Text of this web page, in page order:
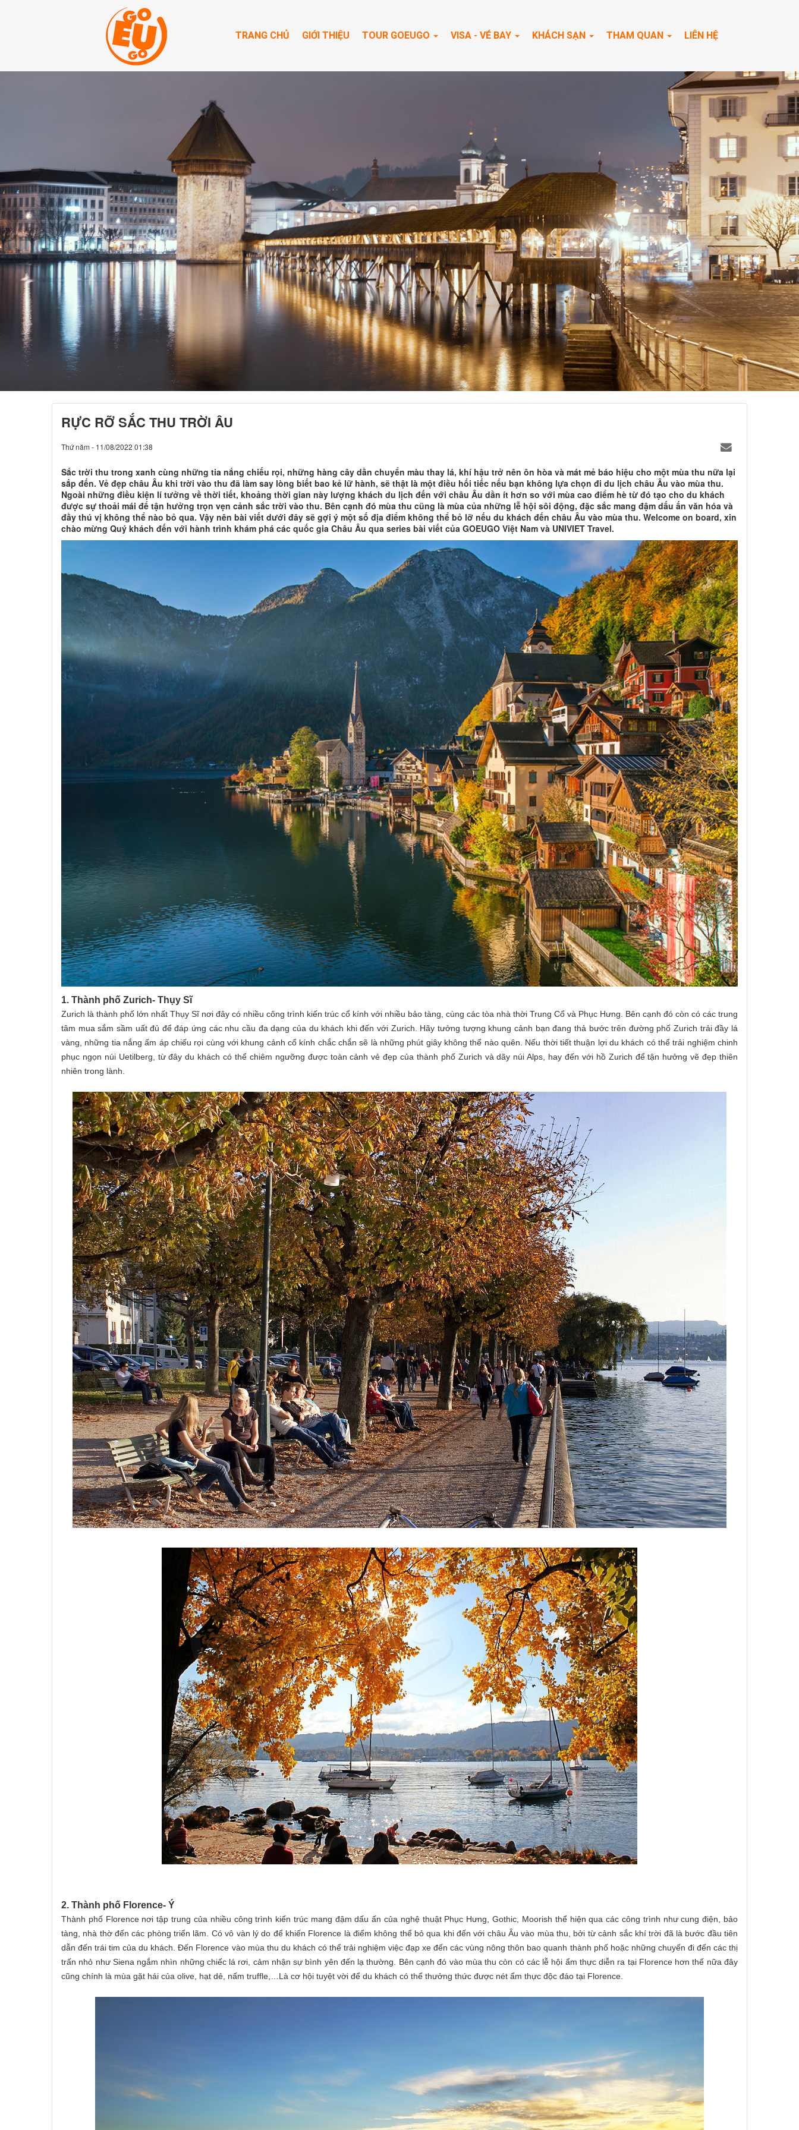
TRANG CHỦ GIỚI THIỆU TOUR GOEUGO VISA - VÉ BAY KHÁCH SẠN THAM QUAN LIÊN HỆ
RỰC RỠ SẮC THU TRỜI ÂU
Thứ năm - 11/08/2022 01:38
Sắc trời thu trong xanh cùng những tia nắng chiếu rọi, những hàng cây dần chuyển màu thay lá, khí hậu trở nên ôn hòa và mát mẻ báo hiệu cho một mùa thu nữa lại
sắp đến. Vẻ đẹp châu Âu khi trời vào thu đã làm say lòng biết bao kẻ lữ hành, sẽ thật là một điều hối tiếc nếu bạn không lựa chọn đi du lịch châu Âu vào mùa thu.
Ngoài những điều kiện lí tưởng về thời tiết, khoảng thời gian này lượng khách du lịch đến với châu Âu dần ít hơn so với mùa cao điểm hè từ đó tạo cho du khách
được sự thoải mái để tận hưởng trọn vẹn cảnh sắc trời vào thu. Bên cạnh đó mùa thu cũng là mùa của những lễ hội sôi động, đặc sắc mang đậm dấu ấn văn hóa và
đầy thú vị không thể nào bỏ qua. Vậy nên bài viết dưới đây sẽ gợi ý một số địa điểm không thể bỏ lỡ nếu du khách đến châu Âu vào mùa thu. Welcome on board, xin
chào mừng Quý khách đến với hành trình khám phá các quốc gia Châu Âu qua series bài viết của GOEUGO Việt Nam và UNIVIET Travel.
1. Thành phố Zurich- Thụy Sĩ
Zurich là thành phố lớn nhất Thụy Sĩ nơi đây có nhiều công trình kiến trúc cổ kính với nhiều bảo tàng, cùng các tòa nhà thời Trung Cổ và Phục Hưng. Bên cạnh đó còn có các trung
tâm mua sắm sầm uất đủ để đáp ứng các nhu cầu đa dạng của du khách khi đến với Zurich. Hãy tưởng tượng khung cảnh bạn đang thả bước trên đường phố Zurich trải đầy lá
vàng, những tia nắng ấm áp chiếu rọi cùng với khung cảnh cổ kính chắc chắn sẽ là những phút giây không thể nào quên. Nếu thời tiết thuận lợi du khách có thể trải nghiệm chinh
phục ngọn núi Uetilberg, từ đây du khách có thể chiêm ngưỡng được toàn cảnh vẻ đẹp của thành phố Zurich và dãy núi Alps, hay đến với hồ Zurich để tận hưởng vẽ đẹp thiên
nhiên trong lành.
2. Thành phố Florence- Ý
Thành phố Florence nơi tập trung của nhiều công trình kiến trúc mang đậm dấu ấn của nghệ thuật Phục Hưng, Gothic, Moorish thể hiện qua các công trình như cung điện, bảo
tàng, nhà thờ đến các phòng triển lãm. Có vô vàn lý do để khiến Florence là điểm không thể bỏ qua khi đến với châu Âu vào mùa thu, bởi từ cảnh sắc khí trời đã là bước đầu tiên
dẫn đến trái tim của du khách. Đến Florence vào mùa thu du khách có thể trải nghiệm việc đạp xe đến các vùng nông thôn bao quanh thành phố hoặc những chuyến đi đến các thị
trấn nhỏ như Siena ngắm nhìn những chiếc lá rơi, cảm nhận sự bình yên đến lạ thường. Bên cạnh đó vào mùa thu còn có các lễ hội ẩm thực diễn ra tại Florence hơn thế nữa đây
cũng chính là mùa gặt hái của olive, hạt dẻ, nấm truffle,…Là cơ hội tuyệt vời để du khách có thể thưởng thức được nét ẩm thực độc đáo tại Florence.